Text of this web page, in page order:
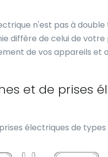
n'est pas à double
diffère de celui de votre
de vos appareils et
et de prises
électriques de types